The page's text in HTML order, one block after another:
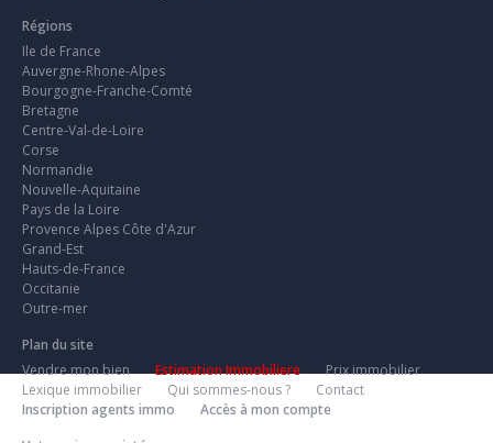
Régions
Ile de France
Auvergne-Rhone-Alpes
Bourgogne-Franche-Comté
Bretagne
Centre-Val-de-Loire
Corse
Normandie
Nouvelle-Aquitaine
Pays de la Loire
Provence Alpes Côte d'Azur
Grand-Est
Hauts-de-France
Occitanie
Outre-mer
Plan du site
Vendre mon bien
Estimation Immobiliere
Prix immobilier
Lexique immobilier
Qui sommes-nous ?
Contact
Inscription agents immo
Accès à mon compte